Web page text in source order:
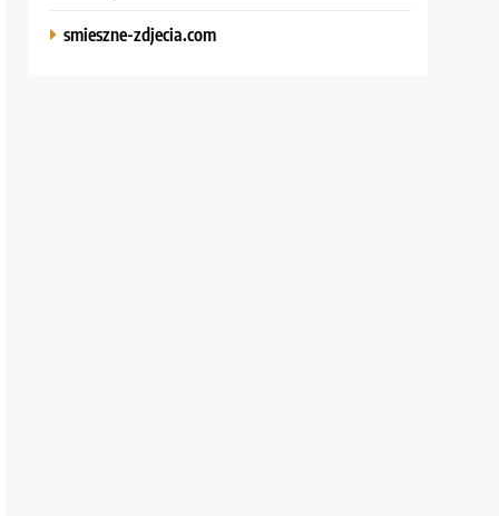
smieszne-zdjecia.com